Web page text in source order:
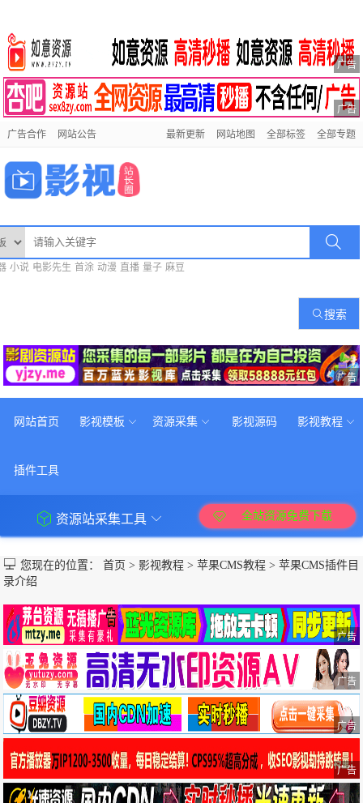
广告
广告
广告合作 网站公告 最新更新 网站地图 全部标签 全部专题
小说 电影先生 首涂 动漫 直播 量子 麻豆
搜索
广告
网站首页 影视模板 资源采集 影视源码 影视教程
插件工具
资源站采集工具 全站资源免费下载
您现在的位置：首页 > 影视教程 >苹果CMS教程 >苹果CMS插件目
录介绍
广告
广告
广告
广告